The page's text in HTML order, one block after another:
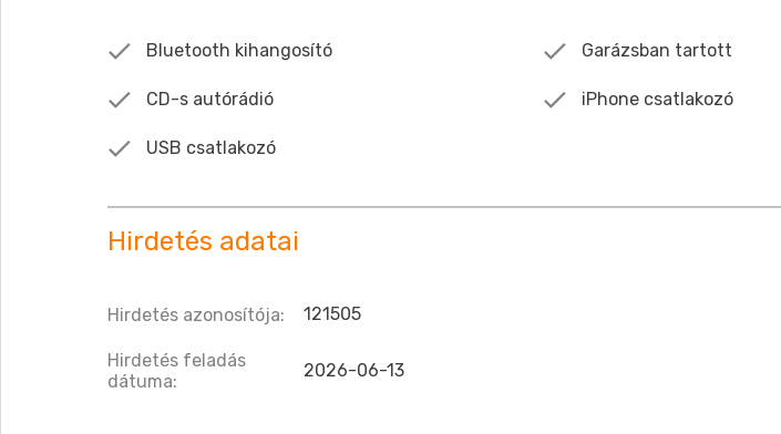
Bluetooth kihangosító
CD-s autórádió
Garázsban tartott
iPhone csatlakozó
USB csatlakozó
Hirdetés adatai
Hirdetés azonosítója: 121505
Hirdetés feladás
dátuma:
2026-06-13